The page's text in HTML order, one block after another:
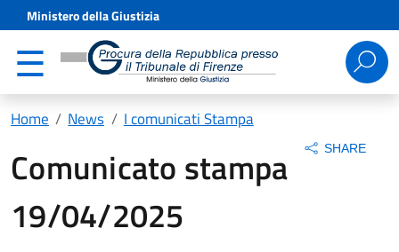
Ministero della Giustizia
Ricerca
per:
Home News I comunicati Stampa
Comunicato stampa
19/04/2025
SHARE